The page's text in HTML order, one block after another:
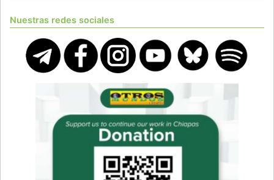
Nuestras redes sociales